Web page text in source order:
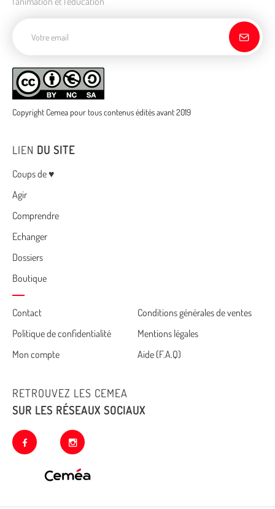
Copyright Cemea pour tous contenus édités avant 2019
LIEN DU SITE
Menu
Coups de ♥
Agir
Comprendre
Echanger
Dossiers
Boutique
Cemea
footer
Contact
Conditions générales de ventes
Politique de confidentialité
Mentions légales
Mon compte
Aide (F.A.Q)
RETROUVEZ LES CEMEA
SUR LES RÉSEAUX SOCIAUX
facebook instagram